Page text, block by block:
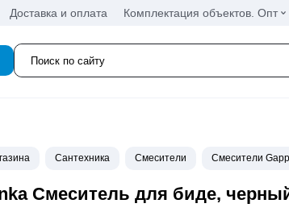
Доставка и оплата Комплектация объектов. Опт
Сантехника Смесители Смесители
Смеситель для биде,